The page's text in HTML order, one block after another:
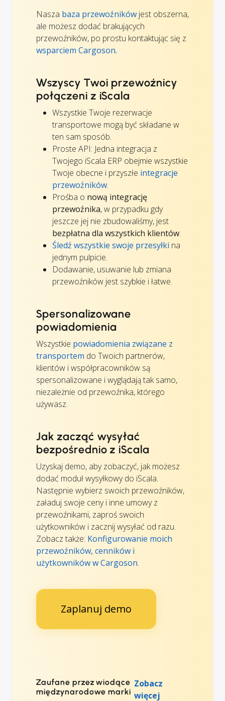
Nasza baza przewoźników jest obszerna,
ale możesz dodać brakujących
przewoźników, po prostu kontaktując się z
wsparciem Cargoson.
Wszyscy Twoi przewoźnicy
połączeni z iScala
Wszystkie Twoje rezerwacje
transportowe mogą być składane w
ten sam sposób.
Proste API: Jedna integracja z
Twojego iScala ERP obejmie wszystkie
Twoje obecne i przyszłe integracje
przewoźników.
Prośba o nową integrację
przewoźnika, w przypadku gdy
jeszcze jej nie zbudowaliśmy, jest
bezpłatna dla wszystkich klientów.
Śledź wszystkie swoje przesyłki na
jednym pulpicie.
Dodawanie, usuwanie lub zmiana
przewoźników jest szybkie i łatwe.
Spersonalizowane
powiadomienia
Wszystkie powiadomienia związane z
transportem do Twoich partnerów,
klientów i współpracowników są
spersonalizowane i wyglądają tak samo,
niezależnie od przewoźnika, którego
używasz.
Jak zacząć wysyłać
bezpośrednio z iScala
Uzyskaj demo, aby zobaczyć, jak możesz
dodać moduł wysyłkowy do iScala.
Następnie wybierz swoich przewoźników,
załaduj swoje ceny i inne umowy z
przewoźnikami, zaproś swoich
użytkowników i zacznij wysyłać od razu.
Zobacz także: Konfigurowanie moich
przewoźników, cenników i
użytkowników w Cargoson.
Zaplanuj demo
Zaufane przez wiodące
międzynarodowe marki
Zobacz
więcej